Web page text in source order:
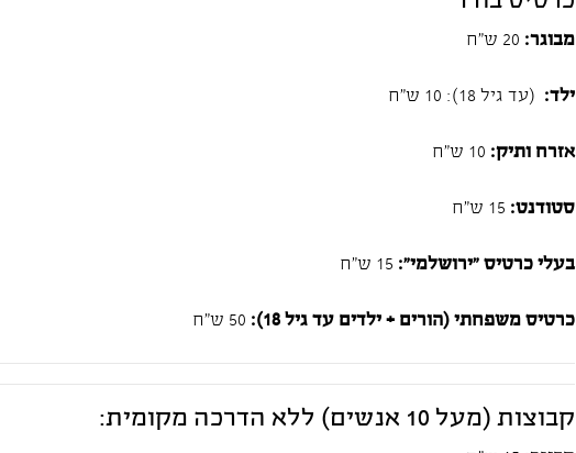
מבוגר:
ילד: (עד גיל 18): 10 ש"ח
אזרח ותיק:
סטודנט:
בעלי כרטיס "ירושלמי":
כרטיס משפחתי (הורים + ילדים עד גיל 18):
קבוצות (מעל 10 אנשים) ללא הדרכה מקומית: